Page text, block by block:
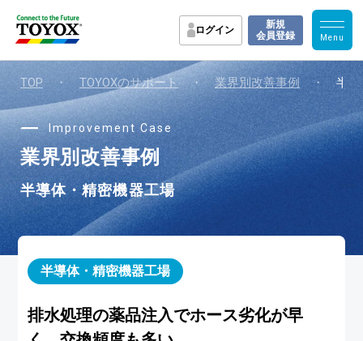
ログイン
新規
会員登録
TOP ・ TOYOXのサポート ・ 業界別改善事例 ・ 半
Improvement Case
業界別改善事例
半導体・精密機器工場
半導体・精密機器工場
排水処理の薬品注入でホース劣化が早